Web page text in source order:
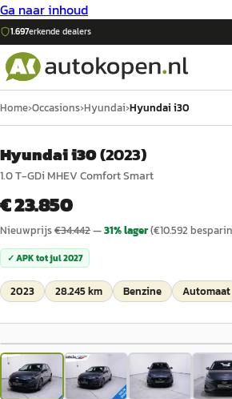
Ga naar inhoud
1.697erkende dealers
Home›Occasions›Hyundai›Hyundai i30
Hyundai i30(2023)
1.0 T-GDi MHEV Comfort Smart
€ 23.850
Nieuwprijs€34.442—31% lager(€10.592
✓ APK totjul 2027
2023 28.245 km Benzine Automaat